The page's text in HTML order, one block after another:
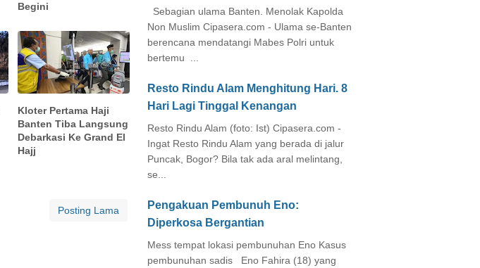
Begini
Kloter Pertama Haji
Banten Tiba Langsung
Debarkasi Ke Grand El
Hajj
Posting Lama
Sebagian ulama Banten. Menolak Kapolda
Non Muslim Cipasera.com - Ulama se-Banten
berencana mendatangi Mabes Polri untuk
bertemu ...
Resto Rindu Alam Menghitung Hari. 8
Hari Lagi Tinggal Kenangan
Resto Rindu Alam (foto: Ist) Cipasera.com -
Ingat Resto Rindu Alam yang berada di jalur
Puncak, Bogor? Bila tak ada aral melintang,
se...
Pengakuan Pembunuh Eno:
Diperkosa Bergantian
Mess tempat lokasi pembunuhan Eno Kasus
pembunuhan sadis Eno Fahira (18) yang